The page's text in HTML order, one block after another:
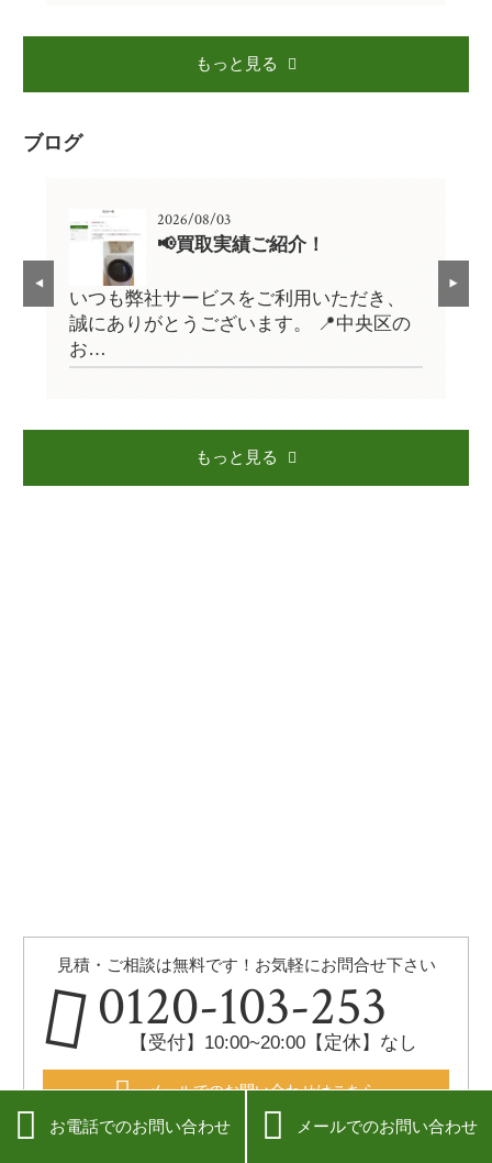
もっと見る
ブログ
2026/08/03
📢買取実績ご紹介！
いつも弊社サービスをご利用いただき、
誠にありがとうございます。 📍中央区の
お…
もっと見る
見積・ご相談は無料です！お気軽にお問合せ下さい
0120-103-253
【受付】10:00~20:00【定休】なし
メールでのお問い合わせはこちら
 お電話でのお問い合わせ  メールでのお問い合わせ